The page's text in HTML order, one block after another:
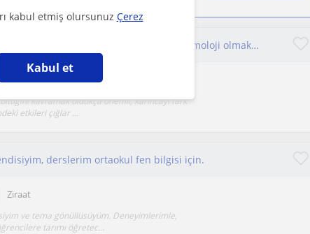
kabul etmiş olursunuz Çerez
Kabul et
Bitki koruma mezunu bir ziraat mühendisi olarak en iyi entomoloji olmakla beraber bitki fizyolojisi, biyoloji vb konulara hakimim
kavramak oldukça önemli, karıncayı fark
etkileri çığlar ...
derslerim ortaokul fen bilgisi için.
Ziraat
ve tema gönüllüsüyüm. Deneyimlerimle,
tarımı öğretec...